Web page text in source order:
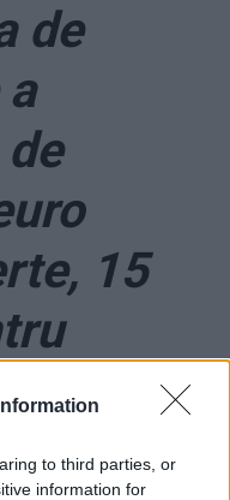
to third parties, or
information for
de
15